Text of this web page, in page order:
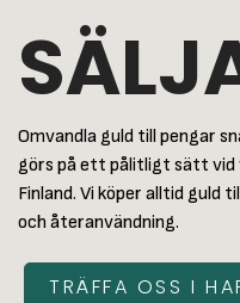
Omvandla guld till pengar
görs på ett pålitligt sätt vid
Finland. Vi köper alltid
och återanvändning.
TRÄFFA OSS I